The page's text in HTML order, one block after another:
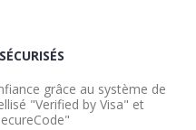
grâce au système de
"Verified by Visa" et